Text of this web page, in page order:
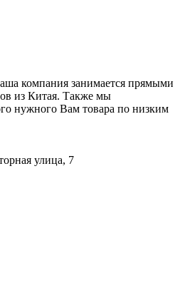
компания занимается прямыми
из Китая. Также мы
нужного Вам товара по низким
улица, 7